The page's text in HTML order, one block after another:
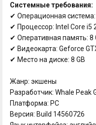
Системные требования:
✔ Операционная система:
✔ Процессор: Intel Core i5
✔ Оперативная память: 8
✔ Видеокарта: Geforce
✔ Место на диске: 8 GB
Жанр: экшены
Разработчик: Whale Peak
Платформа: PC
Версия: Build 14560726